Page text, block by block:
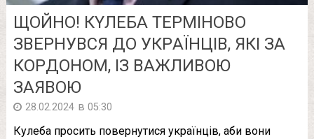
ЩOЙНО! КYЛЕБА ТЕPМІНОВО
ЗВЕPНУВСЯ ДО УКPАЇНЦІВ, ЯКІ ЗА
КОPДОНОМ, ІЗ ВAЖЛИВОЮ
ЗAЯВОЮ
28.02.2024 в 05:30
Кулеба просить повернутися українців, аби вони